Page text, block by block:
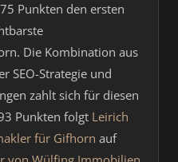
Punkten den ersten
Die Kombination aus
SEO-Strategie und
zahlt sich für diesen
Punkten folgt Leirich
für Gifhorn auf